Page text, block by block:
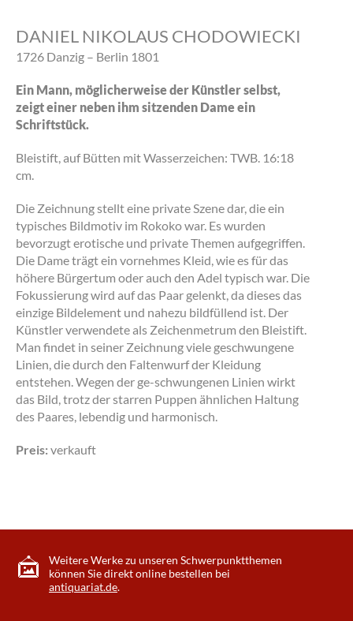
DANIEL NIKOLAUS CHODOWIECKI
1726 Danzig – Berlin 1801
Ein Mann, möglicherweise der Künstler selbst,
zeigt einer neben ihm sitzenden Dame ein
Schriftstück.
Bleistift, auf Bütten mit Wasserzeichen: TWB. 16:18
cm.
Die Zeichnung stellt eine private Szene dar, die ein
typisches Bildmotiv im Rokoko war. Es wurden
bevorzugt erotische und private Themen aufgegriffen.
Die Dame trägt ein vornehmes Kleid, wie es für das
höhere Bürgertum oder auch den Adel typisch war. Die
Fokussierung wird auf das Paar gelenkt, da dieses das
einzige Bildelement und nahezu bildfüllend ist. Der
Künstler verwendete als Zeichenmetrum den Bleistift.
Man findet in seiner Zeichnung viele geschwungene
Linien, die durch den Faltenwurf der Kleidung
entstehen. Wegen der ge-schwungenen Linien wirkt
das Bild, trotz der starren Puppen ähnlichen Haltung
des Paares, lebendig und harmonisch.
Preis: verkauft
Weitere Werke zu unseren Schwerpunktthemen
können Sie direkt online bestellen bei
antiquariat.de.